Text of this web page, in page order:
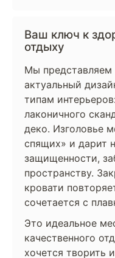
Ваш ключ к
отдыху
Мы представляем
актуальный
типам
лаконичного
деко. Изголовье
спящих» и дарит
защищенности,
пространству.
кровати
сочетается с
Это идеальное
качественного
хочется творить